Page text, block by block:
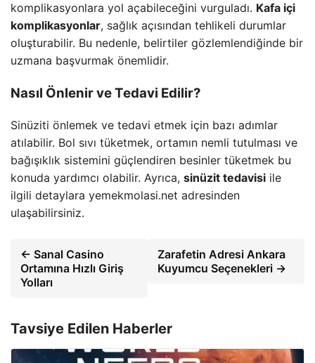
komplikasyonlara yol açabileceğini vurguladı. Kafa içi
komplikasyonlar, sağlık açısından tehlikeli durumlar
oluşturabilir. Bu nedenle, belirtiler gözlemlendiğinde bir
uzmana başvurmak önemlidir.
Nasıl Önlenir ve Tedavi Edilir?
Sinüziti önlemek ve tedavi etmek için bazı adımlar
atılabilir. Bol sıvı tüketmek, ortamın nemli tutulması ve
bağışıklık sistemini güçlendiren besinler tüketmek bu
konuda yardımcı olabilir. Ayrıca, sinüzit tedavisi ile
ilgili detaylara yemekmolasi.net adresinden
ulaşabilirsiniz.
← Sanal Casino
Ortamına Hızlı Giriş
Yolları
Zarafetin Adresi Ankara
Kuyumcu Seçenekleri →
Tavsiye Edilen Haberler